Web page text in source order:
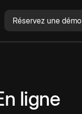
Réservez une démo
ligne